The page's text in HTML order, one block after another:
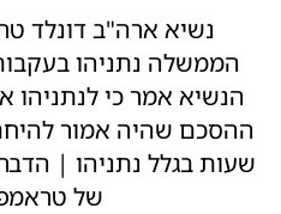
נשיא ארה"ב דונלד
הממשלה נתניהו
הנשיא אמר כי לנתניהו
ההסכם שהיה אמור
שעות בגלל נתניהו |
של